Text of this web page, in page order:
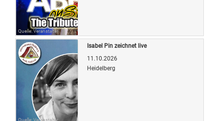
Quelle: Veranstalter
Quelle: Veranstalter
Isabel Pin zeichnet live
11.10.2026
Heidelberg